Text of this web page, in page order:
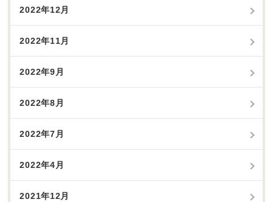
2022年12月
2022年11月
2022年9月
2022年8月
2022年7月
2022年4月
2021年12月